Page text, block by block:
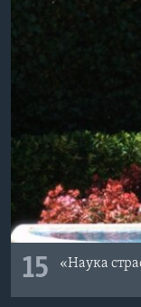
15 «Наука